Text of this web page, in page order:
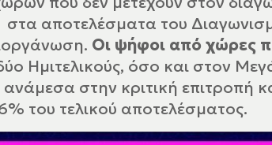
αποτελέσματα του
Οι ψήφοι από χώρες
Ημιτελικούς, όσο και στον
στην κριτική επιτροπή
του τελικού αποτελέσματος.